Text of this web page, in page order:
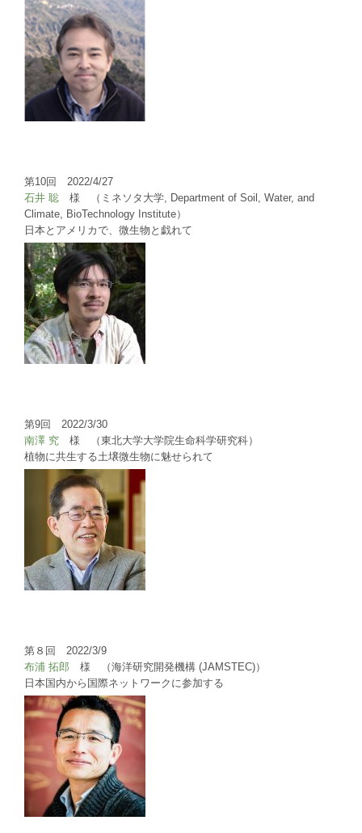
第10回 2022/4/27
石井 聡 様 （ミネソタ大学, Department of Soil, Water, and
Climate, BioTechnology Institute）
日本とアメリカで、微生物と戯れて
第9回 2022/3/30
南澤 究 様 （東北大学大学院生命科学研究科）
植物に共生する土壌微生物に魅せられて
第８回 2022/3/9
布浦 拓郎 様 （海洋研究開発機構 (JAMSTEC)）
日本国内から国際ネットワークに参加する